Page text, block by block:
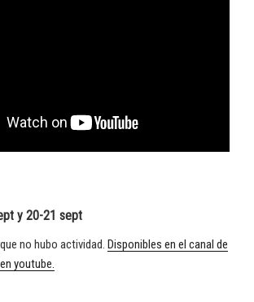
y 20-21 sept
no hubo actividad. Disponibles en el canal de
youtube.